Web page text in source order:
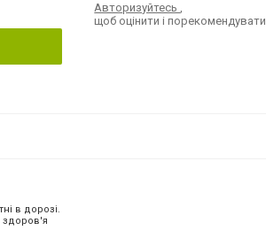
Авторизуйтесь,
щоб оцінити і порекомендувати
в дорозі.